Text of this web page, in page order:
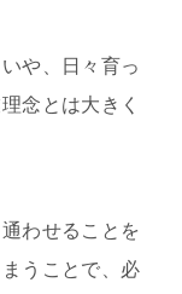
や、日々育っ
念とは大きく
わせることを
うことで、必